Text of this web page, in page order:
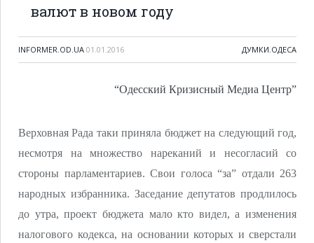
валют в новом году
INFORMER.OD.UA 01.01.2016 ДУМКИ,ОДЕСА
“Одесский Кризисный Медиа Центр”
Верховная Рада таки приняла бюджет на следующий год,
несмотря на множество нареканий и несогласий со
стороны парламентариев. Свои голоса “за” отдали 263
народных избранника. Заседание депутатов продлилось
до утра, проект бюджета мало кто видел, а изменения
налогового кодекса, на основании которых и сверстали